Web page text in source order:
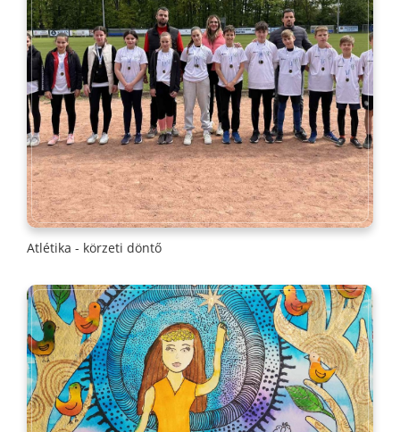
Atlétika - körzeti döntő